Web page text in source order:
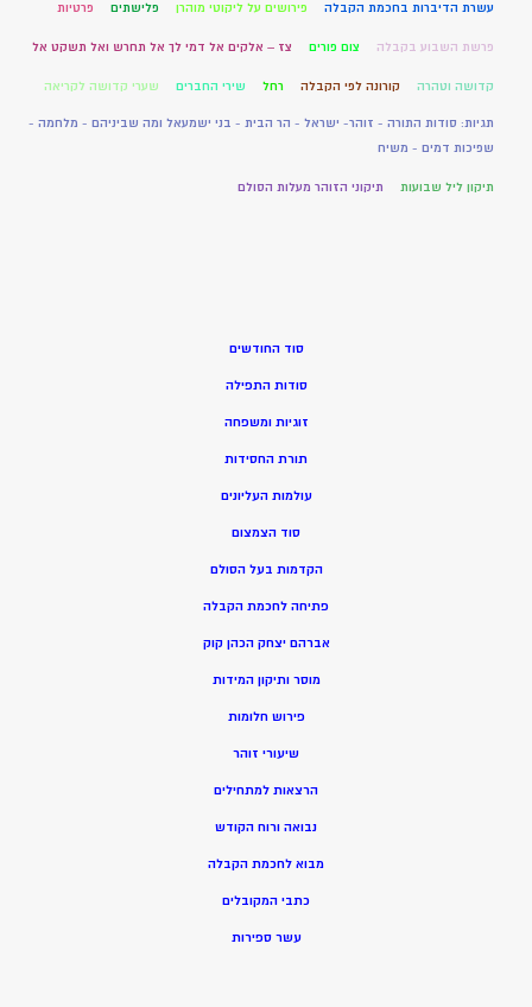
עשרת הדיברות בחכמת הקבלה פירושים על ליקוטי מוהרן פלישתים פרטיות
פרשת השבוע בקבלה צום פורים צז – אלקים אל דמי לך אל תחרש ואל תשקט אל
קדושה וטהרה קורונה לפי הקבלה רחל שירי החברים שערי קדושה לקריאה
תגיות: סודות התורה - זוהר- ישראל - הר הבית - בני ישמעאל ומה שביניהם - מלחמה -
שפיכות דמים - משיח
תיקון ליל שבועות תיקוני הזוהר מעלות הסולם
סוד החודשים
סודות התפילה
זוגיות ומשפחה
תורת החסידות
עולמות העליונים
סוד הצמצום
הקדמות בעל הסולם
פתיחה לחכמת הקבלה
אברהם יצחק הכהן קוק
מוסר ותיקון המידות
פירוש חלומות
שיעורי זוהר
הרצאות למתחילים
נבואה ורוח הקודש
מבוא לחכמת הקבלה
כתבי המקובלים
עשר ספירות